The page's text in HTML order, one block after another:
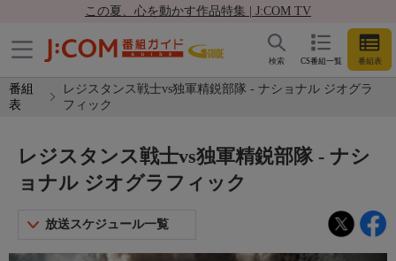
この夏、心を動かす作品特集 | J:COM TV
CS番組一覧 番組表
検索
番組
表
レジスタンス戦士vs独軍精鋭部隊 - ナショナル ジオグラ
フィック
レジスタンス戦士vs独軍精鋭部隊 - ナシ
ョナル ジオグラフィック
放送スケジュール一覧